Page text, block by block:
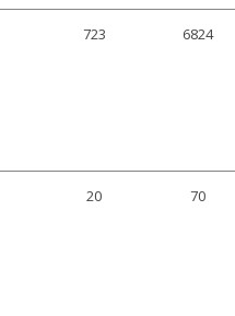
723 6824
20 70